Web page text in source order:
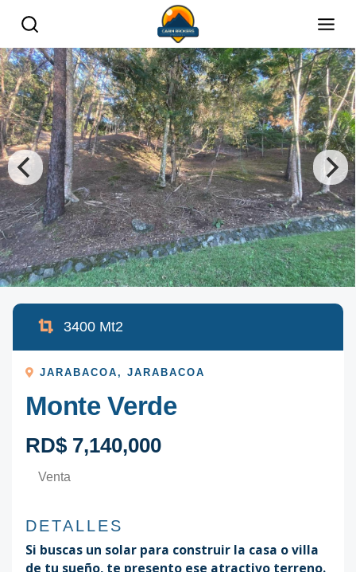
3400 Mt2
JARABACOA ,JARABACOA
Monte Verde
RD$ 7,140,000
Venta
DETALLES
Si buscas un solar para construir la casa o villa
de tu sueño, te presento ese atractivo terreno.